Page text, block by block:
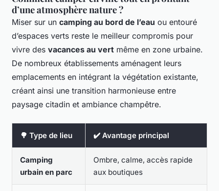
d’une atmosphère nature ?
Miser sur un camping au bord de l’eau ou entouré
d’espaces verts reste le meilleur compromis pour
vivre des vacances au vert même en zone urbaine.
De nombreux établissements aménagent leurs
emplacements en intégrant la végétation existante,
créant ainsi une transition harmonieuse entre
paysage citadin et ambiance champêtre.
🌳 Type de lieu ✔️ Avantage principal
Camping
urbain en parc
Ombre, calme, accès rapide
aux boutiques